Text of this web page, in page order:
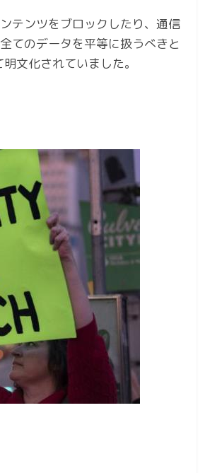
テンツをブロックしたり、通信
てのデータを平等に扱うべきと
文化されていました。